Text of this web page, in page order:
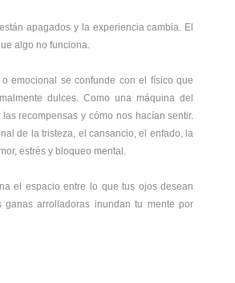
apagados y la experiencia cambia. El
algo no funciona.
emocional se confunde con el físico que
dulces. Como una máquina del
recompensas y cómo nos hacían sentir.
de la tristeza, el cansancio, el enfado, la
estrés y bloqueo mental.
el espacio entre lo que tus ojos desean
arrolladoras inundan tu mente por